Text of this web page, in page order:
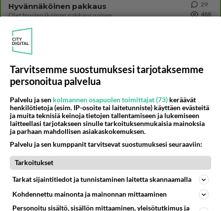
Hyvännäköinen pakkaus
Olet hyvännäköinen pakkaus nainen.
29
488
Vihervasemmistofeministinaisasianaiset
06.08.2026 12:01
Sinkut
Muistatko Mikkelin panttivankidraaman?
Uusi draamasarja järkyttävästä tapauksesta on tulossa. Tositapahtumiin perustuva sarja ammentaa vuoden 1986 Mikkelin pan
Ernest Lawson täräytti erikoisen heiton TTK-lehdistötilaisuudessa: " Onko tässä tarkoituksena...?"
Jos SDP ei voita reilusti, persut kumoavat demokratian Suomesta 600
Uuden TTK-juontajan ympärillä epätietoisuus sakenee - Nyt MTV hämmentää soppaa
Mitä tuot pöytään parisuhteessa?
Tarvitsemme suostumuksesi tarjotaksemme
personoitua palvelua
Palvelu ja sen kolmannen osapuolen toimittajat (73) keräävät
henkilötietoja (esim. IP-osoite tai laitetunniste) käyttäen evästeitä
ja muita teknisiä keinoja tietojen tallentamiseen ja lukemiseen
laitteellasi tarjotakseen sinulle tarkoituksenmukaisia mainoksia
ja parhaan mahdollisen asiakaskokemuksen.
Palvelu ja sen kumppanit tarvitsevat suostumuksesi seuraaviin:
Tarkoitukset
Tarkat sijaintitiedot ja tunnistaminen laitetta skannaamalla
Kohdennettu mainonta ja mainonnan mittaaminen
Personoitu sisältö, sisällön mittaaminen, yleisötutkimus ja